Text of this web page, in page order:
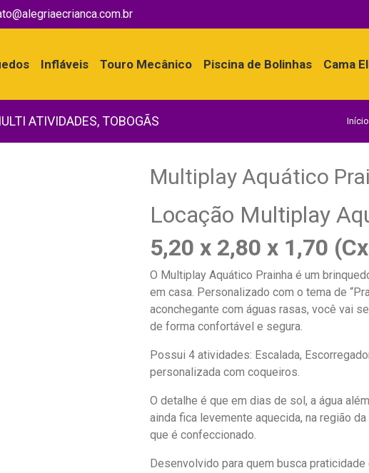
Infláveis Touro Mecânico Piscina de Bolinhas Cama
ATIVIDADES,TOBOGÃS Início
Multiplay Aquático
Locação Multiplay
5,20 x 2,80 x 1,70
O Multiplay Aquático Prainha é um
em casa. Personalizado com o tema de
aconchegante com águas rasas, você vai
de forma confortável e segura.
Possui 4 atividades: Escalada,
personalizada com coqueiros.
O detalhe é que em dias de sol, a água
ainda fica levemente aquecida, na região
que é confeccionado.
Desenvolvido para quem busca